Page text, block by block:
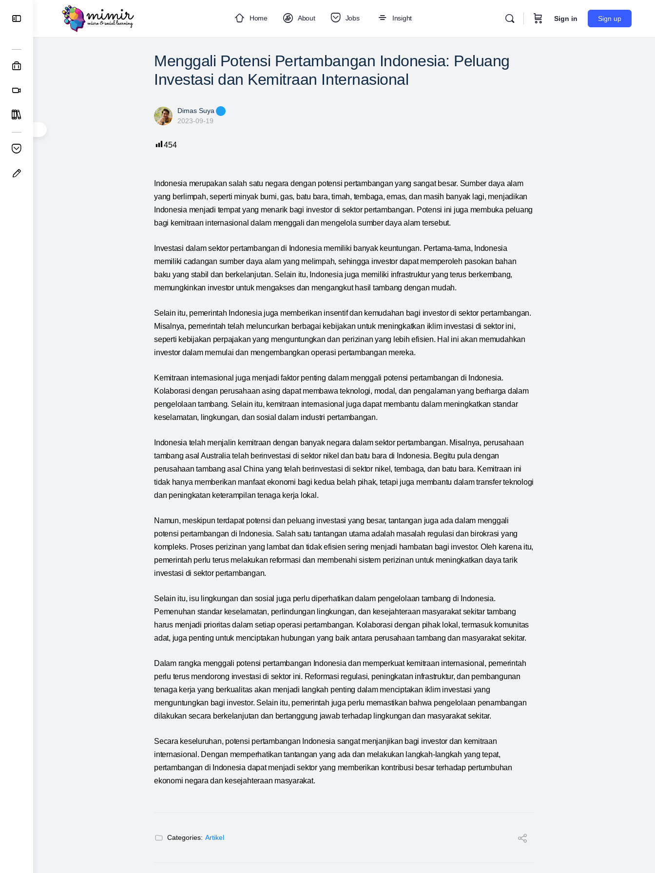
Home About Jobs Insight Sign in Sign up
Menggali Potensi Pertambangan Indonesia: Peluang
Investasi dan Kemitraan Internasional
Dimas Suya
2023-09-19
454
Indonesia merupakan salah satu negara dengan potensi pertambangan yang sangat besar. Sumber daya alam
yang berlimpah, seperti minyak bumi, gas, batu bara, timah, tembaga, emas, dan masih banyak lagi, menjadikan
Indonesia menjadi tempat yang menarik bagi investor di sektor pertambangan. Potensi ini juga membuka peluang
bagi kemitraan internasional dalam menggali dan mengelola sumber daya alam tersebut.
Investasi dalam sektor pertambangan di Indonesia memiliki banyak keuntungan. Pertama-tama, Indonesia
memiliki cadangan sumber daya alam yang melimpah, sehingga investor dapat memperoleh pasokan bahan
baku yang stabil dan berkelanjutan. Selain itu, Indonesia juga memiliki infrastruktur yang terus berkembang,
memungkinkan investor untuk mengakses dan mengangkut hasil tambang dengan mudah.
Selain itu, pemerintah Indonesia juga memberikan insentif dan kemudahan bagi investor di sektor pertambangan.
Misalnya, pemerintah telah meluncurkan berbagai kebijakan untuk meningkatkan iklim investasi di sektor ini,
seperti kebijakan perpajakan yang menguntungkan dan perizinan yang lebih efisien. Hal ini akan memudahkan
investor dalam memulai dan mengembangkan operasi pertambangan mereka.
Kemitraan internasional juga menjadi faktor penting dalam menggali potensi pertambangan di Indonesia.
Kolaborasi dengan perusahaan asing dapat membawa teknologi, modal, dan pengalaman yang berharga dalam
pengelolaan tambang. Selain itu, kemitraan internasional juga dapat membantu dalam meningkatkan standar
keselamatan, lingkungan, dan sosial dalam industri pertambangan.
Indonesia telah menjalin kemitraan dengan banyak negara dalam sektor pertambangan. Misalnya, perusahaan
tambang asal Australia telah berinvestasi di sektor nikel dan batu bara di Indonesia. Begitu pula dengan
perusahaan tambang asal China yang telah berinvestasi di sektor nikel, tembaga, dan batu bara. Kemitraan ini
tidak hanya memberikan manfaat ekonomi bagi kedua belah pihak, tetapi juga membantu dalam transfer teknologi
dan peningkatan keterampilan tenaga kerja lokal.
Namun, meskipun terdapat potensi dan peluang investasi yang besar, tantangan juga ada dalam menggali
potensi pertambangan di Indonesia. Salah satu tantangan utama adalah masalah regulasi dan birokrasi yang
kompleks. Proses perizinan yang lambat dan tidak efisien sering menjadi hambatan bagi investor. Oleh karena itu,
pemerintah perlu terus melakukan reformasi dan membenahi sistem perizinan untuk meningkatkan daya tarik
investasi di sektor pertambangan.
Selain itu, isu lingkungan dan sosial juga perlu diperhatikan dalam pengelolaan tambang di Indonesia.
Pemenuhan standar keselamatan, perlindungan lingkungan, dan kesejahteraan masyarakat sekitar tambang
harus menjadi prioritas dalam setiap operasi pertambangan. Kolaborasi dengan pihak lokal, termasuk komunitas
adat, juga penting untuk menciptakan hubungan yang baik antara perusahaan tambang dan masyarakat sekitar.
Dalam rangka menggali potensi pertambangan Indonesia dan memperkuat kemitraan internasional, pemerintah
perlu terus mendorong investasi di sektor ini. Reformasi regulasi, peningkatan infrastruktur, dan pembangunan
tenaga kerja yang berkualitas akan menjadi langkah penting dalam menciptakan iklim investasi yang
menguntungkan bagi investor. Selain itu, pemerintah juga perlu memastikan bahwa pengelolaan penambangan
dilakukan secara berkelanjutan dan bertanggung jawab terhadap lingkungan dan masyarakat sekitar.
Secara keseluruhan, potensi pertambangan Indonesia sangat menjanjikan bagi investor dan kemitraan
internasional. Dengan memperhatikan tantangan yang ada dan melakukan langkah-langkah yang tepat,
pertambangan di Indonesia dapat menjadi sektor yang memberikan kontribusi besar terhadap pertumbuhan
ekonomi negara dan kesejahteraan masyarakat.
Categories: Artikel